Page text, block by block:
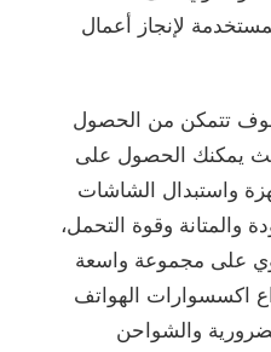
لإنجاز أعمال
سوف تتمكن من الحصول
يمكنك الحصول على
واستبدال الشاشات
والمتانة وقوة التحمل،
على مجموعة واسعة
اكسسوارات الهواتف
والشواحن